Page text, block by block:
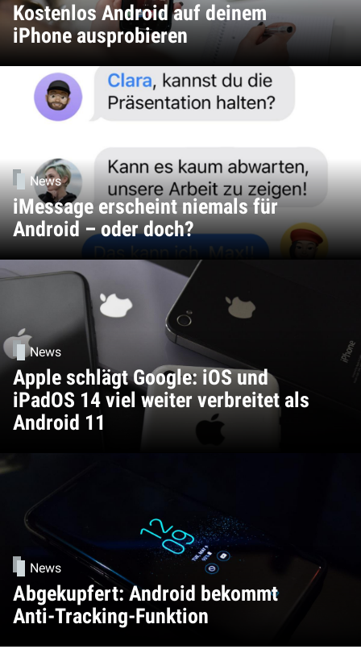
Kostenlos Android auf deinem
iPhone ausprobieren
News
iMessage erscheint niemals für
Android – oder doch?
News
Apple schlägt Google: iOS und
iPadOS 14 viel weiter verbreitet als
Android 11
News
Abgekupfert: Android bekommt
Anti-Tracking-Funktion